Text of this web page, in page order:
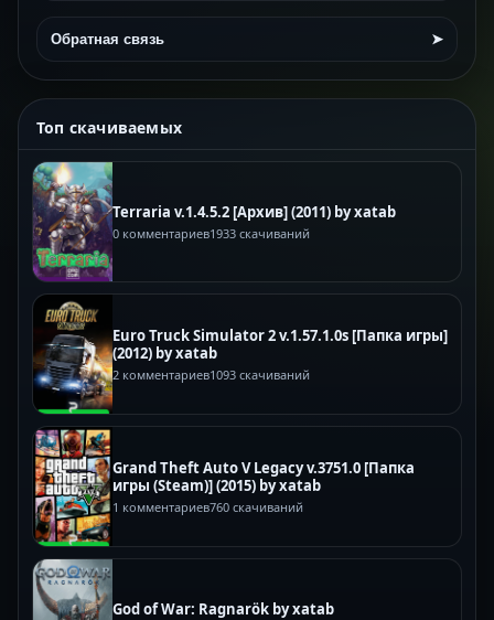
Обратная связь ➤
Топ скачиваемых
Terraria v.1.4.5.2 [Архив] (2011) by xatab
0 комментариев1933 скачиваний
Euro Truck Simulator 2 v.1.57.1.0s [Папка игры]
(2012) by xatab
2 комментариев1093 скачиваний
Grand Theft Auto V Legacy v.3751.0 [Папка
игры (Steam)] (2015) by xatab
1 комментариев760 скачиваний
God of War: Ragnarök by xatab